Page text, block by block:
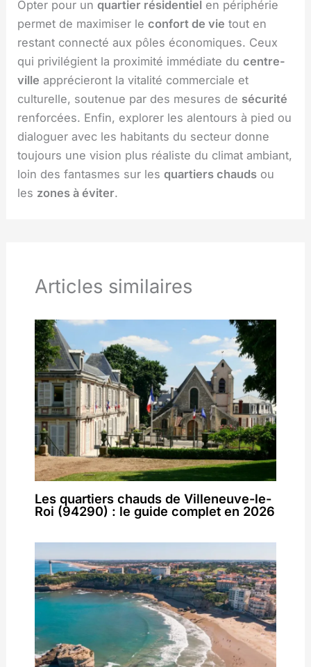
Opter pour unquartier résidentiel en périphérie
permet de maximiser leconfort de vie tout en
restant connecté aux pôles économiques. Ceux
qui privilégient la proximité immédiate ducentre-
ville apprécieront la vitalité commerciale et
culturelle, soutenue par des mesures de sécurité
renforcées. Enfin, explorer les alentours à pied ou
dialoguer avec les habitants du secteur donne
toujours une vision plus réaliste du climat ambiant,
loin des fantasmes sur lesquartiers chauds ou
les zones à éviter.
Articles similaires
Les quartiers chauds de Villeneuve-le-
Roi (94290) : le guide complet en 2026